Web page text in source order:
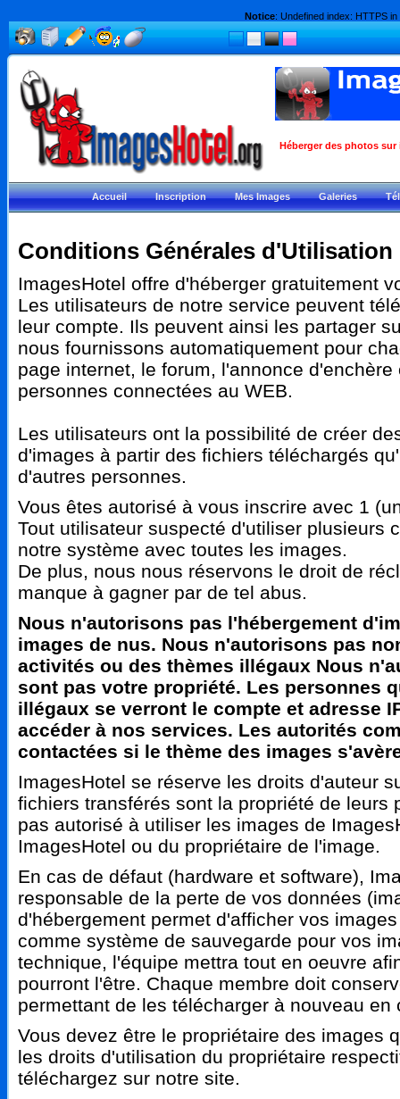
Notice: Undefined index: HTTPS in
Héberger des photos sur
Accueil Inscription Mes Images Galeries
Conditions Générales d'Utilisation
ImagesHotel offre d'héberger gratuitement
Les utilisateurs de notre service peuvent
leur compte. Ils peuvent ainsi les partager
nous fournissons automatiquement pour
page internet, le forum, l'annonce
personnes connectées au WEB.
Les utilisateurs ont la possibilité de créer
d'images à partir des fichiers téléchargés
d'autres personnes.
Vous êtes autorisé à vous inscrire avec 1
Tout utilisateur suspecté d'utiliser plusieurs
notre système avec toutes les images.
De plus, nous nous réservons le droit de
manque à gagner par de tel abus.
Nous n'autorisons pas l'hébergement
images de nus. Nous n'autorisons pas
activités ou des thèmes illégaux Nous
sont pas votre propriété. Les personnes
illégaux se verront le compte et adresse
accéder à nos services. Les autorités
contactées si le thème des images
ImagesHotel se réserve les droits d'auteur
fichiers transférés sont la propriété de leurs
pas autorisé à utiliser les images de
ImagesHotel ou du propriétaire de l'image.
En cas de défaut (hardware et software),
responsable de la perte de vos données
d'hébergement permet d'afficher vos
comme système de sauvegarde pour vos
technique, l'équipe mettra tout en oeuvre
pourront l'être. Chaque membre doit
permettant de les télécharger à nouveau
Vous devez être le propriétaire des images
les droits d'utilisation du propriétaire
téléchargez sur notre site.